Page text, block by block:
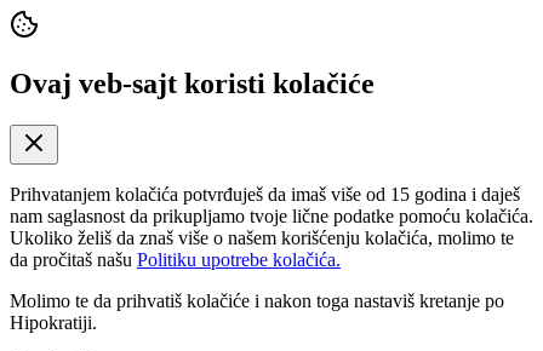
Ovaj veb-sajt koristi kolačiće
Prihvatanjem kolačića potvrđuješ da imaš više od 15 godina i daješ
nam saglasnost da prikupljamo tvoje lične podatke pomoću kolačića.
Ukoliko želiš da znaš više o našem korišćenju kolačića, molimo te
da pročitaš našu Politiku upotrebe kolačića.
Molimo te da prihvatiš kolačiće i nakon toga nastaviš kretanje po
Hipokratiji.